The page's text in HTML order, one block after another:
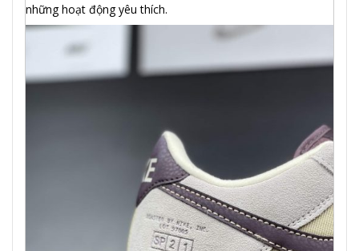
những hoạt động yêu thích.